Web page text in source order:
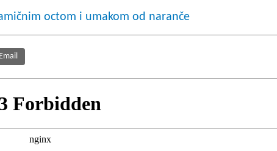
octom i umakom od naranče
Email